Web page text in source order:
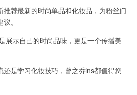
荐最新的时尚单品和化妆品，为粉丝们
。
示自己的时尚品味，更是一个传播美
是学习化妆技巧，曾之乔ins都值得您